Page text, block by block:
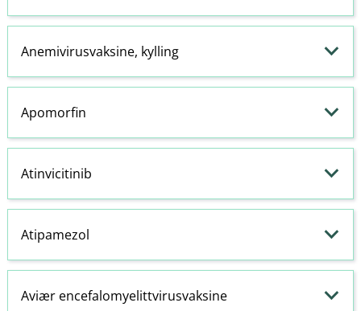
Anemivirusvaksine, kylling
Apomorfin
Atinvicitinib
Atipamezol
Aviær encefalomyelittvirusvaksine